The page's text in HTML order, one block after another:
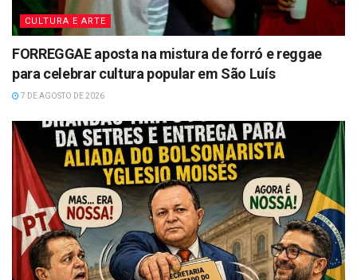
CULTURA E ARTE
FORREGGAE aposta na mistura de forró e reggae
para celebrar cultura popular em São Luís
7 DE AGOSTO DE 2026